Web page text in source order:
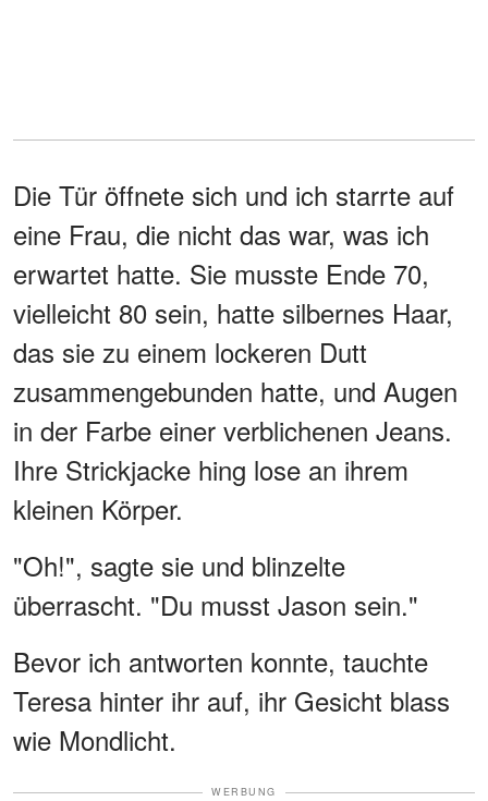
Die Tür öffnete sich und ich starrte auf
eine Frau, die nicht das war, was ich
erwartet hatte. Sie musste Ende 70,
vielleicht 80 sein, hatte silbernes Haar,
das sie zu einem lockeren Dutt
zusammengebunden hatte, und Augen
in der Farbe einer verblichenen Jeans.
Ihre Strickjacke hing lose an ihrem
kleinen Körper.
"Oh!", sagte sie und blinzelte
überrascht. "Du musst Jason sein."
Bevor ich antworten konnte, tauchte
Teresa hinter ihr auf, ihr Gesicht blass
wie Mondlicht.
WERBUNG